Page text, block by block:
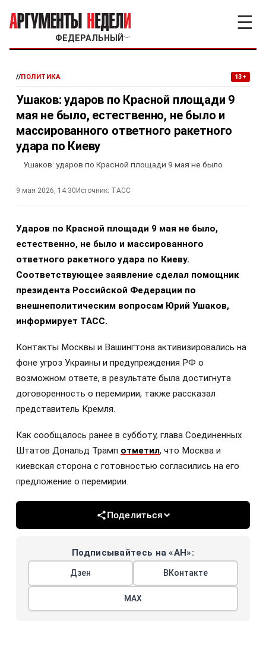
ФЕДЕРАЛЬНЫЙ ﹀
☰
//ПОЛИТИКА 13+
Ушаков: ударов по Красной площади 9
мая не было, естественно, не было и
массированного ответного ракетного
удара по Киеву
Ушаков: ударов по Красной площади 9 мая не было
9 мая 2026, 14:30 Источник: ТАСС
Ударов по Красной площади 9 мая не было,
естественно, не было и массированного
ответного ракетного удара по Киеву.
Соответствующее заявление сделал помощник
президента Российской Федерации по
внешнеполитическим вопросам Юрий Ушаков,
информирует ТАСС.
Контакты Москвы и Вашингтона активизировались на
фоне угроз Украины и предупреждения РФ о
возможном ответе, в результате была достигнута
договоренность о перемирии, также рассказал
представитель Кремля.
Как сообщалось ранее в субботу, глава Соединенных
Штатов Дональд Трамп отметил, что Москва и
киевская сторона с готовностью согласились на его
предложение о перемирии.
Поделиться
Подписывайтесь на «АН»:
Дзен ВКонтакте
МАХ